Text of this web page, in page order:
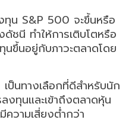
ทุน S&P 500 จะขึ้นหรือ
ชนี ทำให้การเติบโตหรือ
ขึ้นอยู่กับภาวะตลาดโดย
นทางเลือกที่ดีสำหรับนัก
งทุนและเข้าถึงตลาดหุ้น
วามเสี่ยงต่ำกว่า